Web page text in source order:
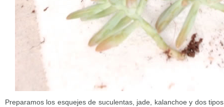
Preparamos los esquejes de suculentas, jade, kalanchoe y dos